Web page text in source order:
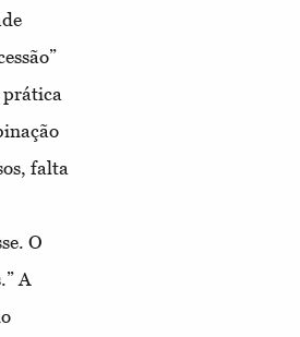
prática
falta
O
A